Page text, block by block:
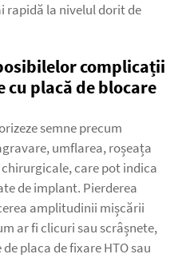
rapidă la nivelul dorit de
complicații
cu placă de blocare
semne precum
umflarea, roșeața
care pot indica
de implant. Pierderea
amplitudinii mișcării
ar fi clicuri sau scrâșnete,
placa de fixare HTO sau